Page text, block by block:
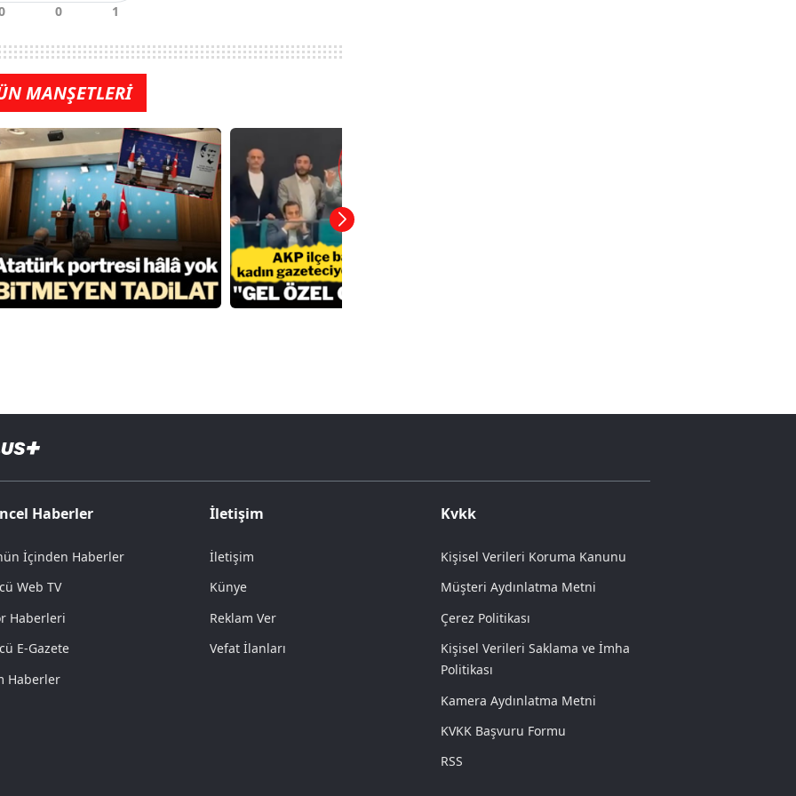
MANŞETLERİ
Haberler
İçinden Haberler
Web TV
Haberleri
E-Gazete
Haberler
İletişim
İletişim
Künye
Reklam Ver
Vefat İlanları
Kvkk
Kişisel Verileri Koruma Kanunu
Müşteri Aydınlatma Metni
Çerez Politikası
Kişisel Verileri Saklama ve İmha
Politikası
Kamera Aydınlatma Metni
KVKK Başvuru Formu
RSS